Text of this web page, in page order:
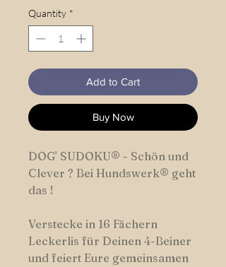
Quantity *
Add to Cart
Buy Now
DOG' SUDOKU® - Schön und
Clever ? Bei Hundswerk® geht
das !
Verstecke in 16 Fächern
Leckerlis für Deinen 4-Beiner
und feiert Eure gemeinsamen